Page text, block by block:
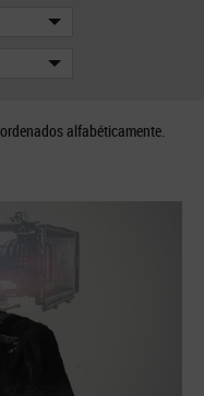
alfabéticamente.